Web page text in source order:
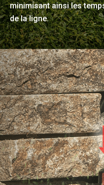
minimisant ainsi les
de la ligne.